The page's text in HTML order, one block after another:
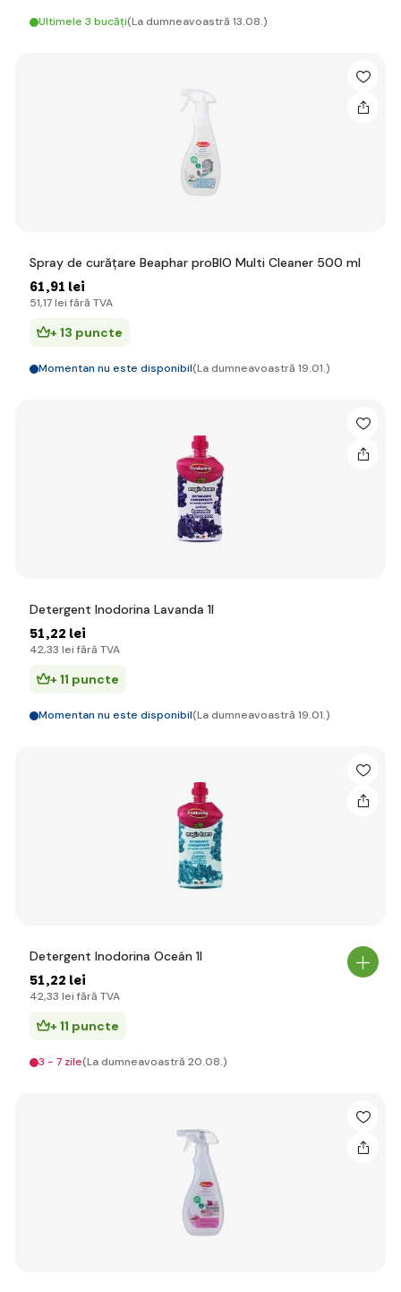
Ultimele 3 bucăți(La dumneavoastră 13.08.)
Spray de curățare Beaphar proBIO Multi Cleaner 500 ml
61,91 lei
51,17 lei fără TVA
+ 13 puncte
Momentan nu este disponibil(La dumneavoastră 19.01.)
Detergent Inodorina Lavanda 1l
51,22 lei
42,33 lei fără TVA
+ 11 puncte
Momentan nu este disponibil(La dumneavoastră 19.01.)
Detergent Inodorina Oceán 1l
51,22 lei
42,33 lei fără TVA
+ 11 puncte
3 - 7 zile(La dumneavoastră 20.08.)